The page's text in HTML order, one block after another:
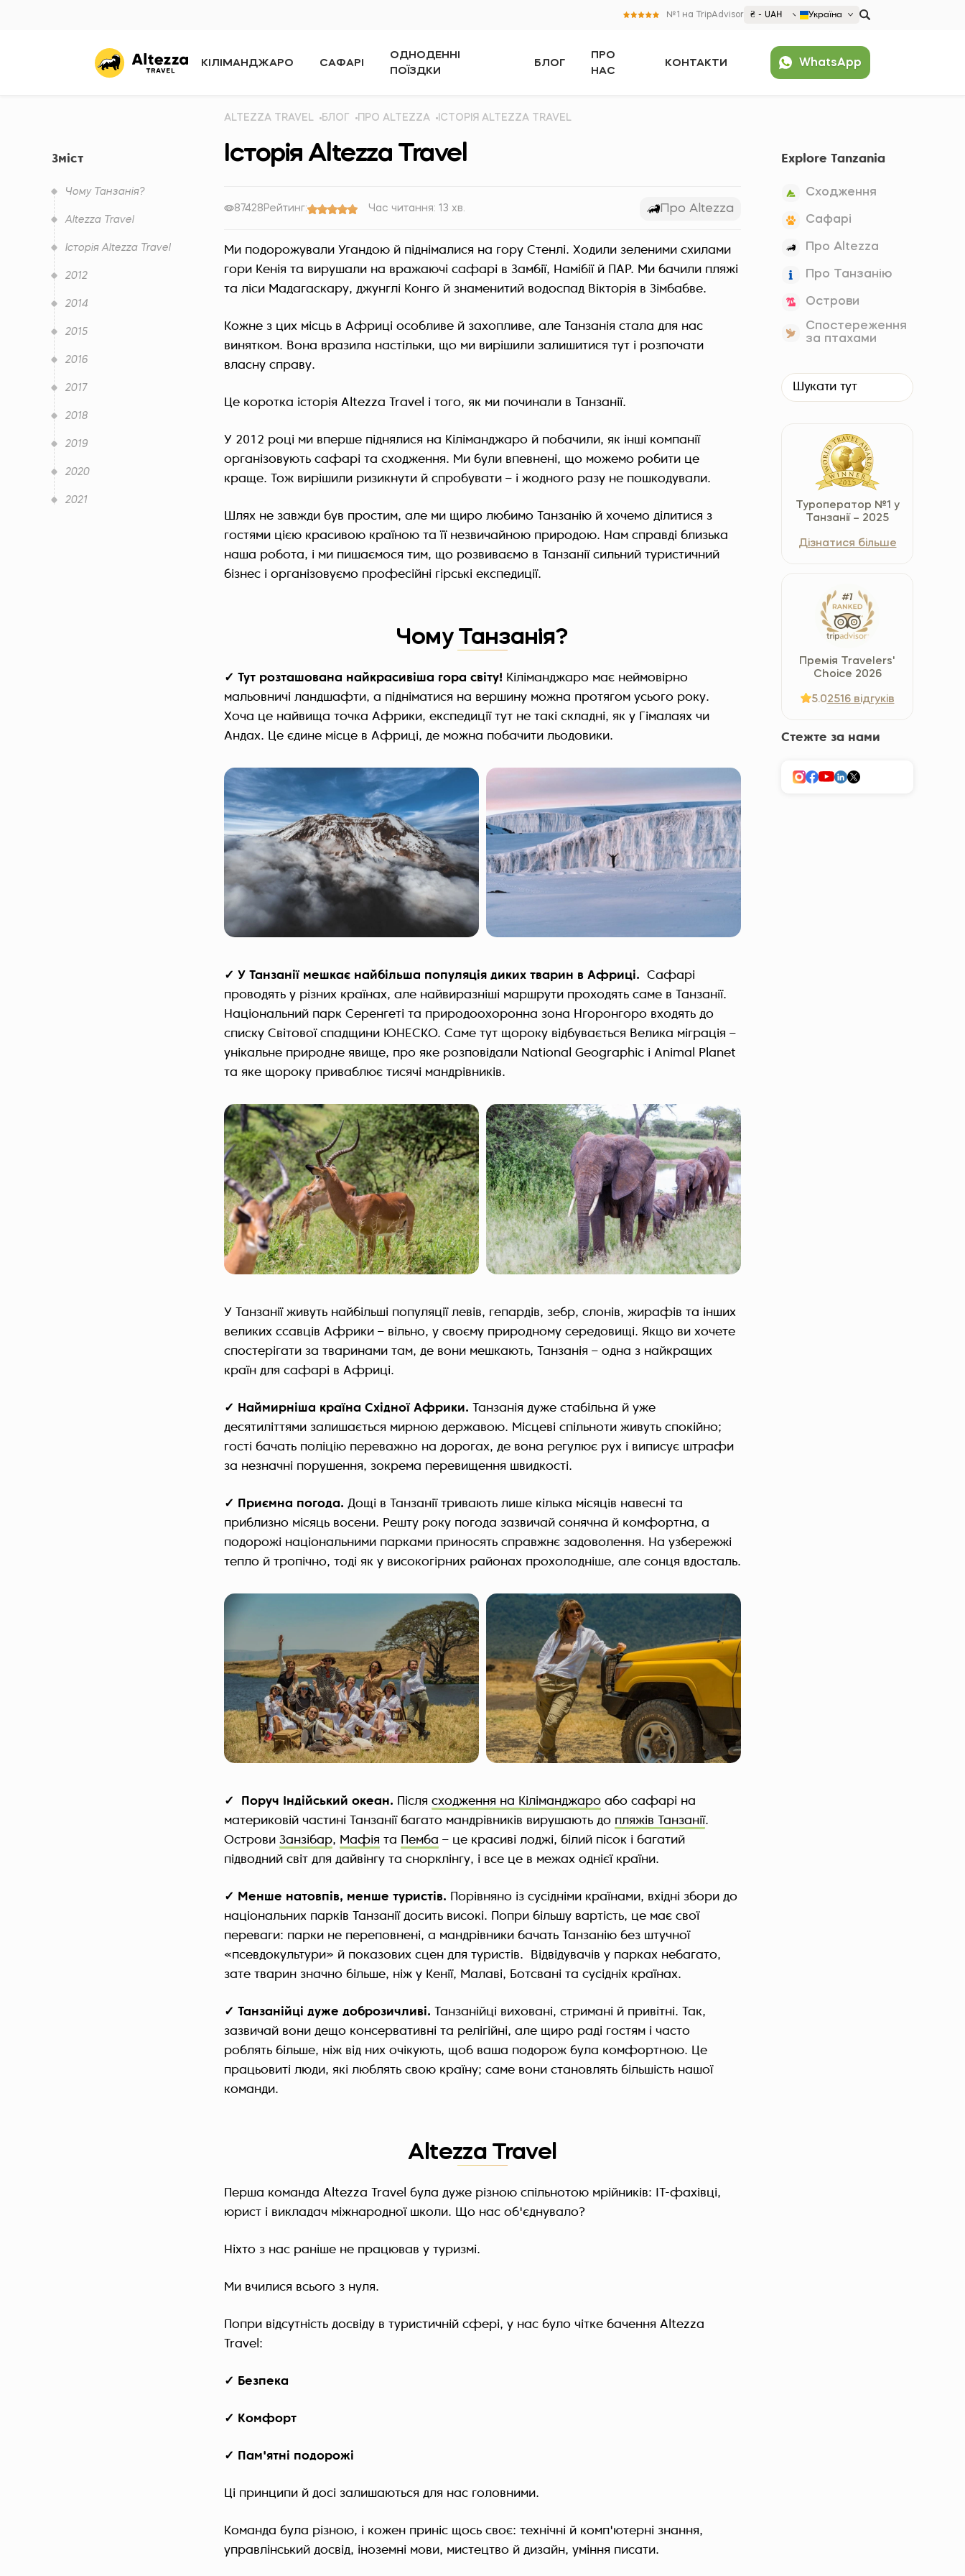
№1 на TripAdvisor ₴ - UAH Україна
España (Español)
Asia
Japan (Japanese)
Europe
Italy (Italiano)
Latvia (Latviešu)
Nederland (Nederlands)
North Macedonia (Македонски)
Norway (Norsk)
Poland (Polski)
КІЛІМАНДЖАРО САФАРІ
ОДНОДЕННІ
ПОЇЗДКИ
БЛОГ
ПРО
НАС
КОНТАКТИ WhatsApp
Зміст
Чому Танзанія?
Altezza Travel
Історія Altezza Travel
2012
2014
2015
2016
2017
2018
2019
2020
2021
ALTEZZA TRAVEL БЛОГ ПРО ALTEZZA ІСТОРІЯ ALTEZZA TRAVEL
Історія Altezza Travel
87428 Рейтинг: Час читання: 13 хв. Про Altezza
Ми подорожували Угандою й піднімалися на гору Стенлі. Ходили зеленими схилами
гори Кенія та вирушали на вражаючі сафарі в Замбії, Намібії й ПАР. Ми бачили пляжі
та ліси Мадагаскару, джунглі Конго й знаменитий водоспад Вікторія в Зімбабве.
Кожне з цих місць в Африці особливе й захопливе, але Танзанія стала для нас
винятком. Вона вразила настільки, що ми вирішили залишитися тут і розпочати
власну справу.
Це коротка історія Altezza Travel і того, як ми починали в Танзанії.
У 2012 році ми вперше піднялися на Кіліманджаро й побачили, як інші компанії
організовують сафарі та сходження. Ми були впевнені, що можемо робити це
краще. Тож вирішили ризикнути й спробувати – і жодного разу не пошкодували.
Шлях не завжди був простим, але ми щиро любимо Танзанію й хочемо ділитися з
гостями цією красивою країною та її незвичайною природою. Нам справді близька
наша робота, і ми пишаємося тим, що розвиваємо в Танзанії сильний туристичний
бізнес і організовуємо професійні гірські експедиції.
Чому Танзанія?
✓ Тут розташована найкрасивіша гора світу! Кіліманджаро має неймовірно
мальовничі ландшафти, а підніматися на вершину можна протягом усього року.
Хоча це найвища точка Африки, експедиції тут не такі складні, як у Гімалаях чи
Андах. Це єдине місце в Африці, де можна побачити льодовики.
✓ У Танзанії мешкає найбільша популяція диких тварин в Африці.
Сафарі
проводять у різних країнах, але найвиразніші маршрути проходять саме в Танзанії.
Національний парк Серенгеті та природоохоронна зона Нгоронгоро входять до
списку Світової спадщини ЮНЕСКО. Саме тут щороку відбувається Велика міграція –
унікальне природне явище, про яке розповідали National Geographic і Animal Planet
та яке щороку приваблює тисячі мандрівників.
У Танзанії живуть найбільші популяції левів, гепардів, зебр, слонів, жирафів та інших
великих ссавців Африки – вільно, у своєму природному середовищі. Якщо ви хочете
спостерігати за тваринами там, де вони мешкають, Танзанія – одна з найкращих
країн для сафарі в Африці.
✓ Наймирніша країна Східної Африки. Танзанія дуже стабільна й уже
десятиліттями залишається мирною державою. Місцеві спільноти живуть спокійно;
гості бачать поліцію переважно на дорогах, де вона регулює рух і виписує штрафи
за незначні порушення, зокрема перевищення швидкості.
✓ Приємна погода. Дощі в Танзанії тривають лише кілька місяців навесні та
приблизно місяць восени. Решту року погода зазвичай сонячна й комфортна, а
подорожі національними парками приносять справжнє задоволення. На узбережжі
тепло й тропічно, тоді як у високогірних районах прохолодніше, але сонця вдосталь.
✓ Поруч Індійський океан. Після сходження на Кіліманджаро або сафарі на
материковій частині Танзанії багато мандрівників вирушають до пляжів Танзанії.
Острови Занзібар, Мафія та Пемба – це красиві лоджі, білий пісок і багатий
підводний світ для дайвінгу та снорклінгу, і все це в межах однієї країни.
✓ Менше натовпів, менше туристів. Порівняно із сусідніми країнами, вхідні збори до
національних парків Танзанії досить високі. Попри більшу вартість, це має свої
переваги: парки не переповнені, а мандрівники бачать Танзанію без штучної
«псевдокультури» й показових сцен для туристів. Відвідувачів у парках небагато,
зате тварин значно більше, ніж у Кенії, Малаві, Ботсвані та сусідніх країнах.
✓ Танзанійці дуже доброзичливі.
Танзанійці виховані, стримані й привітні. Так,
зазвичай вони дещо консервативні та релігійні, але щиро раді гостям і часто
роблять більше, ніж від них очікують, щоб ваша подорож була комфортною. Це
працьовиті люди, які люблять свою країну; саме вони становлять більшість нашої
команди.
Altezza Travel
Перша команда Altezza Travel була дуже різною спільнотою мрійників: IT-фахівці,
юрист і викладач міжнародної школи. Що нас об'єднувало?
Ніхто з нас раніше не працював у туризмі.
Ми вчилися всього з нуля.
Попри відсутність досвіду в туристичній сфері, у нас було чітке бачення Altezza
Travel:
✓ Безпека
✓ Комфорт
✓ Пам'ятні подорожі
Ці принципи й досі залишаються для нас головними.
Команда була різною, і кожен приніс щось своє: технічні й комп'ютерні знання,
управлінський досвід, іноземні мови, мистецтво й дизайн, уміння писати.
Explore Tanzania
Сходження
Сафарі
Про Altezza
Про Танзанію
Острови
Спостереження
за птахами
Туроператор №1 у
Танзанії – 2025
Дізнатися більше
Премія Travelers'
Choice 2026
5.02516 відгуків
Стежте за нами